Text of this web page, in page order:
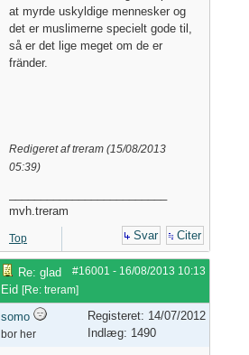
at myrde uskyldige mennesker og
det er muslimerne specielt gode til,
så er det lige meget om de er
fränder.
Redigeret af treram (15/08/2013
05:39)
mvh.treram
Top Svar Citer
#16001 - 16/08/2013 10:13
Re: glad
Eid [Re: treram]
somo
bor her
Registeret: 14/07/2012
Indlæg: 1490